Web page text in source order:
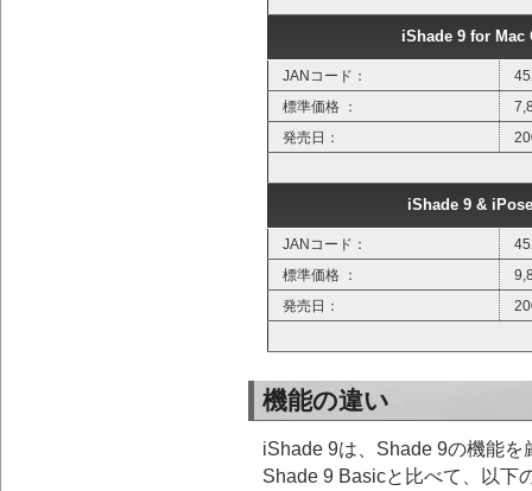
iShade 9 for Mac
JANコード：
標準価格 ：
発売日：
iShade 9 &
JANコード：
標準価格 ：
発売日：
機能の違い
iShade 9は、Shade 9の機能
Shade 9 Basicと比べて、以下